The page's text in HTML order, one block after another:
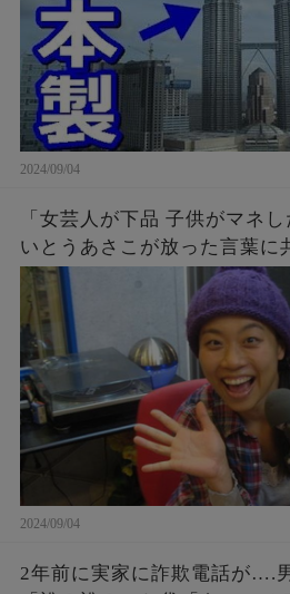
2024/09/04
「女芸人が下品 子供がマネ
いとうあさこが放った言葉に
2024/09/04
2年前に実家に詐欺電話が….